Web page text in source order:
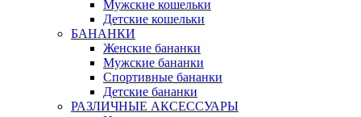
Мужские кошельки
Детские кошельки
БАНАНКИ
Женские бананки
Мужские бананки
Спортивные бананки
Детские бананки
РАЗЛИЧНЫЕ АКСЕССУАРЫ